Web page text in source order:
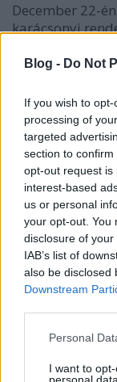
Blog - Do Not
If you wish to
processing of
targeted
section to
opt-out request is
interest-based
us or personal
your opt-out. You
disclosure of
IAB’s list of
also be disclosed
Downstream
Please note that
not limited to
Personal
I want to
personal data.
December 22-
karácsonyi
Csoda az
szülinapi